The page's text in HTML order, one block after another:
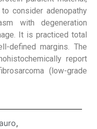
consider adenopathy
with degeneration
It is practiced total
defined margins. The
report
(low-grade
,